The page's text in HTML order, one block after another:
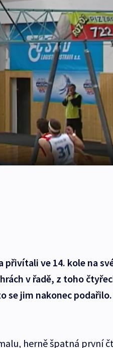
přivítali ve 14. kole na
v řadě, z toho
se jim nakonec
herně špatná první